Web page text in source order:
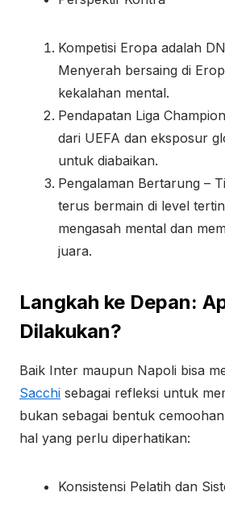
Kompetisi Eropa adalah
Menyerah bersaing di
kekalahan mental.
Pendapatan Liga
dari UEFA dan eksposur
untuk diabaikan.
Pengalaman Bertarung –
terus bermain di level
mengasah mental dan
juara.
Langkah ke Depan:
Dilakukan?
Baik Inter maupun Napoli bisa
Sacchi sebagai refleksi untuk
bukan sebagai bentuk
hal yang perlu diperhatikan:
Konsistensi Pelatih dan